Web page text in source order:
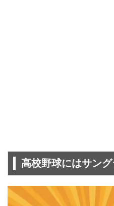
高校野球にはサング